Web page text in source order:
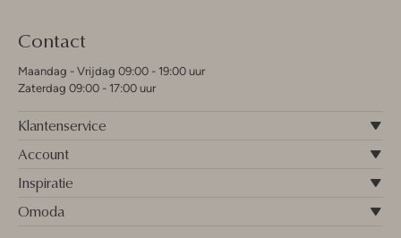
Contact
Maandag - Vrijdag 09:00 - 19:00 uur
Zaterdag 09:00 - 17:00 uur
Klantenservice
Account
Inspiratie
Omoda